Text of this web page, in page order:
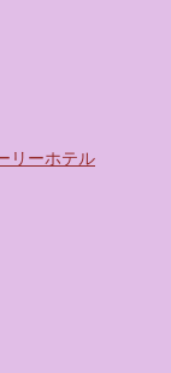
リーホテル